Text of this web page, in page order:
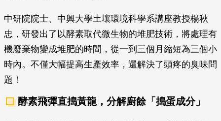
中研院院士、中興大學土壤環境科學系講座教授楊秋
忠，研發出了以酵素取代微生物的堆肥技術，將處理有
機廢棄物變成堆肥的時間，從一到三個月縮短為三個小
時內。不僅大幅提高生產效率，還解決了頭疼的臭味問
題！
酵素飛彈直搗黃龍，分解廚餘「搗蛋成分」